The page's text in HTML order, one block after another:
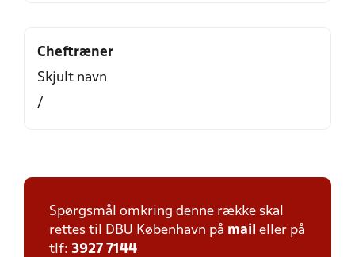
Cheftræner
Skjult navn
/
Spørgsmål omkring denne række skal
rettes til DBU København på mail eller på
tlf: 3927 7144